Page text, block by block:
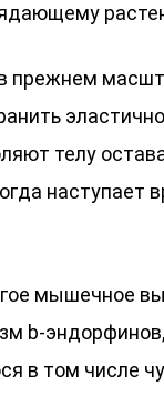
прежнем
телу
наступает
мышечное
b-
в том числе